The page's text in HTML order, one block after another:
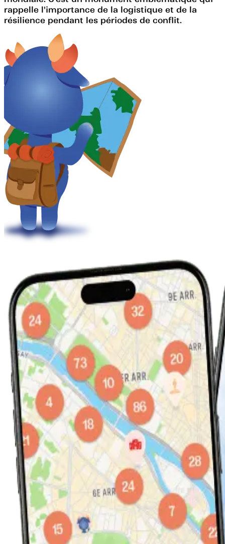
rappelle l'importance de la logistique et de la
résilience pendant les périodes de conflit.